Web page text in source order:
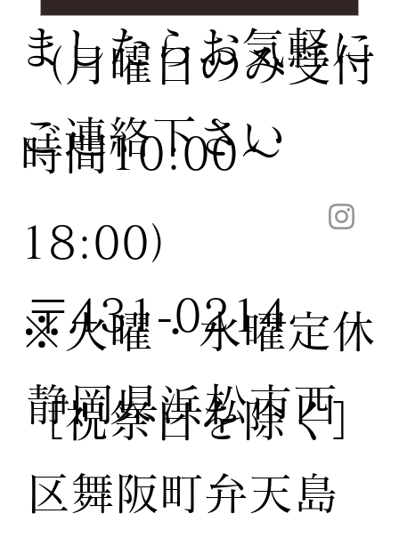
ましたらお気軽に
ご連絡下さい
（月曜日のみ受付
時間10:00〜
18:00）
※火曜・水曜定休
［祝祭日を除く］
〒431-0214
静岡県浜松市西
区舞阪町弁天島